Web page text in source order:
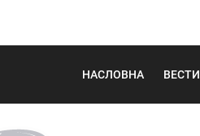
НАСЛОВНА ВЕСТИ